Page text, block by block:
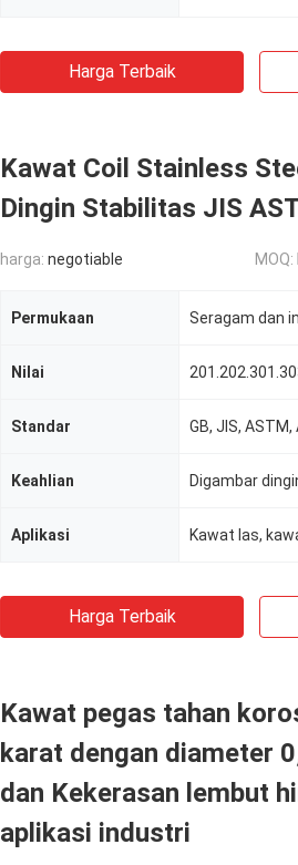
Harga Terbaik
Kawat Coil Stainless
Dingin Stabilitas JIS
harga: negotiable MOQ:
Permukaan
Nilai
Standar GB, JIS, ASTM,
Keahlian Digambar
Aplikasi Kawat las,
Harga Terbaik
Kawat pegas tahan
karat dengan diameter
dan Kekerasan lembut
aplikasi industri